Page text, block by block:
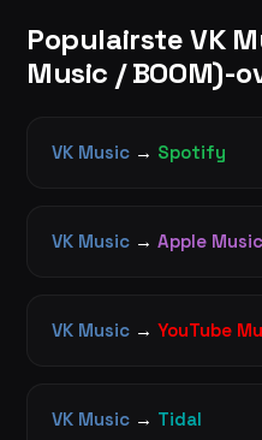
Populairste VK
Music / BOOM)-
VK Music → Spotify
VK Music → Apple Music
VK Music → YouTube
VK Music → Tidal